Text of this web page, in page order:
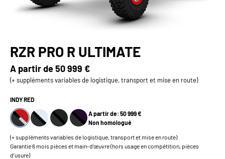
RZR PRO R ULTIMATE
A partir de50 999 €
(+ suppléments variables de logistique, transport et mise en route)
INDY RED
A partir de: 50 999 €
Non homologué
(+ suppléments variables de logistique, transport et mise en route)
Garantie 6 mois pièces et main-d’œuvre (hors usage en compétition, pièces
d’usure)